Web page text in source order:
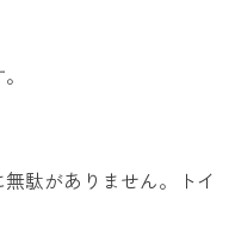
駄がありません。トイ